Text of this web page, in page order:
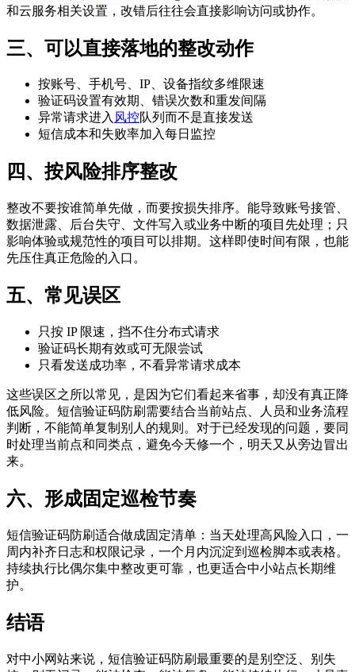
和云服务相关设置，改错后往往会直接影响访问或协作。
三、可以直接落地的整改动作
按账号、手机号、IP、设备指纹多维限速
验证码设置有效期、错误次数和重发间隔
异常请求进入 风控队列而不是直接发送
短信成本和失败率加入每日监控
四、按风险排序整改
整改不要按谁简单先做，而要按损失排序。能导致账号接管、
数据泄露、后台失守、文件写入或业务中断的项目先处理；只
影响体验或规范性的项目可以排期。这样即使时间有限，也能
先压住真正危险的入口。
五、常见误区
只按 IP 限速，挡不住分布式请求
验证码长期有效或可无限尝试
只看发送成功率，不看异常请求成本
这些误区之所以常见，是因为它们看起来省事，却没有真正降
低风险。短信验证码防刷需要结合当前站点、人员和业务流程
判断，不能简单复制别人的规则。对于已经发现的问题，要同
时处理当前点和同类点，避免今天修一个，明天又从旁边冒出
来。
六、形成固定巡检节奏
短信验证码防刷适合做成固定清单：当天处理高风险入口，一
周内补齐日志和权限记录，一个月内沉淀到巡检脚本或表格。
持续执行比偶尔集中整改更可靠，也更适合中小站点长期维
护。
结语
对中小网站来说，短信验证码防刷最重要的是别空泛、别失